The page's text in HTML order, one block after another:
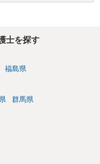
士を探す
福島県
群馬県